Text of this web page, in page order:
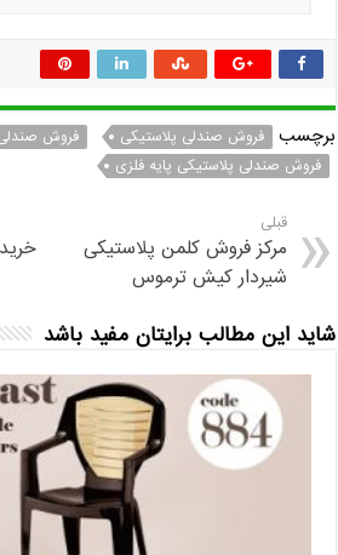
برچسب فروش صندلی پلاستیکی
فروش صندلی
فروش صندلی پلاستیکی پایه فلزی
قبلی
مرکز فروش کلمن پلاستیکی
شیردار کیش ترموس
شاید این مطالب برایتان مفید باشد